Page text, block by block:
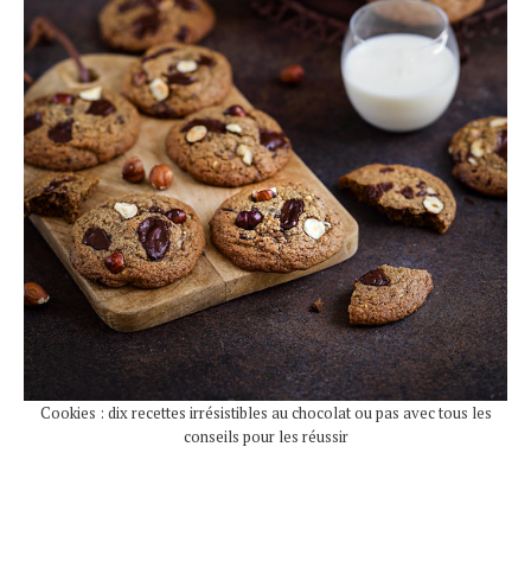
Cookies : dix recettes irrésistibles au chocolat ou pas avec tous les
conseils pour les réussir